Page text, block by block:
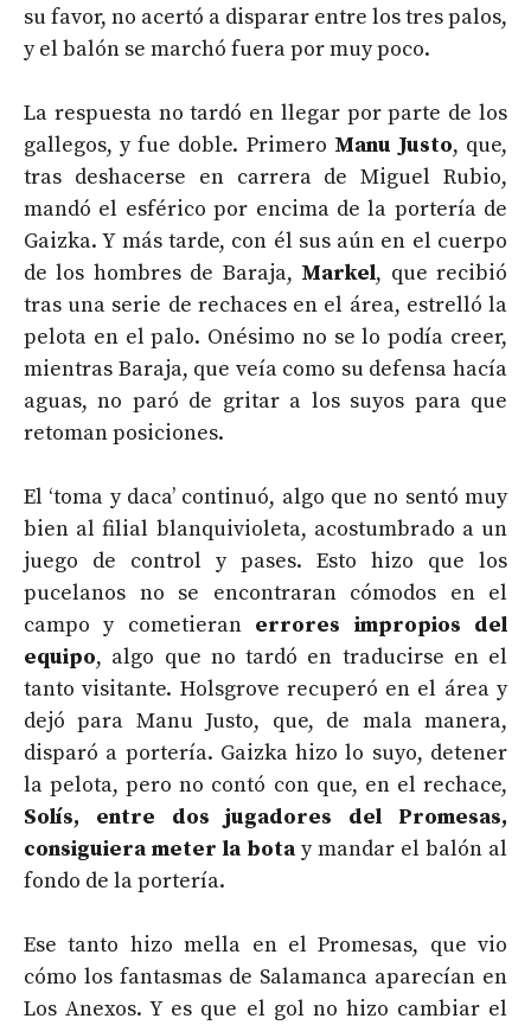
su favor, no acertó a disparar entre los tres palos,
y el balón se marchó fuera por muy poco.
La respuesta no tardó en llegar por parte de los
gallegos, y fue doble. Primero Manu Justo, que,
tras deshacerse en carrera de Miguel Rubio,
mandó el esférico por encima de la portería de
Gaizka. Y más tarde, con él sus aún en el cuerpo
de los hombres de Baraja, Markel, que recibió
tras una serie de rechaces en el área, estrelló la
pelota en el palo. Onésimo no se lo podía creer,
mientras Baraja, que veía como su defensa hacía
aguas, no paró de gritar a los suyos para que
retoman posiciones.
El ‘toma y daca’ continuó, algo que no sentó muy
bien al filial blanquivioleta, acostumbrado a un
juego de control y pases. Esto hizo que los
pucelanos no se encontraran cómodos en el
campo y cometieranerrores impropios del
equipo, algo que no tardó en traducirse en el
tanto visitante. Holsgrove recuperó en el área y
dejó para Manu Justo, que, de mala manera,
disparó a portería. Gaizka hizo lo suyo, detener
la pelota, pero no contó con que, en el rechace,
Solís, entre dos jugadores del Promesas,
consiguiera meter la bota y mandar el balón al
fondo de la portería.
Ese tanto hizo mella en el Promesas, que vio
cómo los fantasmas de Salamanca aparecían en
Los Anexos. Y es que el gol no hizo cambiar el